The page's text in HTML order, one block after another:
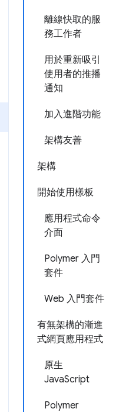
離線快取的服
務工作者
用於重新吸引
使用者的推播
通知
加入進階功能
架構友善
架構
開始使用樣板
應用程式命令
介面
Polymer 入門
套件
Web 入門套件
有無架構的漸進
式網頁應用程式
原生
JavaScript
Polymer